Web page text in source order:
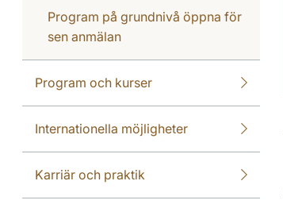
Program på grundnivå öppna för
sen anmälan
Program och kurser
Internationella möjligheter
Karriär och praktik